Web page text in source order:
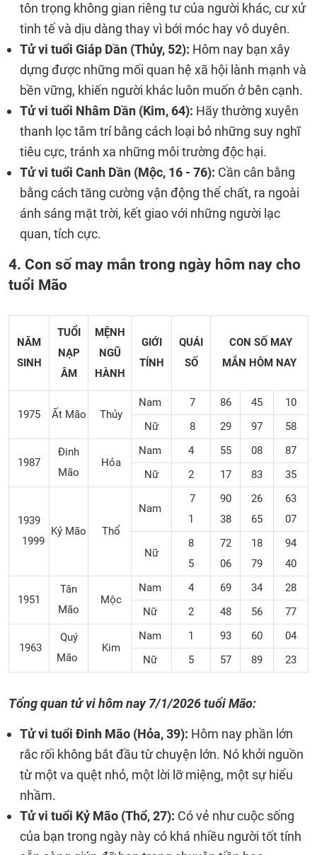
tôn trọng không gian riêng tư của người khác, cư xử
tinh tế và dịu dàng thay vì bới móc hay vô duyên.
Tử vi tuổi Giáp Dần (Thủy, 52): Hôm nay bạn xây
dựng được những mối quan hệ xã hội lành mạnh và
bền vững, khiến người khác luôn muốn ở bên cạnh.
Tử vi tuổi Nhâm Dần (Kim, 64): Hãy thường xuyên
thanh lọc tâm trí bằng cách loại bỏ những suy nghĩ
tiêu cực, tránh xa những môi trường độc hại.
Tử vi tuổi Canh Dần (Mộc, 16 - 76): Cần cân bằng
bằng cách tăng cường vận động thể chất, ra ngoài
ánh sáng mặt trời, kết giao với những người lạc
quan, tích cực.
4. Con số may mắn trong ngày hôm nay cho
tuổi Mão
NĂM
SINH
TUỔI
NẠP
ÂM
MỆNH
NGŨ
HÀNH
GIỚI
TÍNH
QUÁI
SỐ
CON SỐ MAY
MẮN HÔM NAY
1975 Ất Mão Thủy
Nam 7 86 45
10
Nữ
8 29 97 58
1987
Đinh
Mão
Hỏa
Nam 4 55 08
87
Nữ
2 17 83 35
1939
1999
Kỷ Mão Thổ
Nam
7
1
90
38
26
65
63
07
Nữ
8
5
72
06
18
79
94
40
1951
Tân
Mão
Mộc
Nam 4 69 34
28
Nữ
2 48 56 77
1963
Quý
Mão
Kim
Nam 1 93 60
04
Nữ
5 57 89 23
Tổng quan tử vi hôm nay7/1/2026 tuổi Mão:
Tử vi tuổi Đinh Mão (Hỏa, 39): Hôm nay phần lớn
rắc rối không bắt đầu từ chuyện lớn. Nó khởi nguồn
từ một va quệt nhỏ, một lời lỡ miệng, một sự hiểu
nhầm.
Tử vi tuổi Kỷ Mão (Thổ, 27): Có vẻ như cuộc sống
của bạn trong ngày này có khá nhiều người tốt tính